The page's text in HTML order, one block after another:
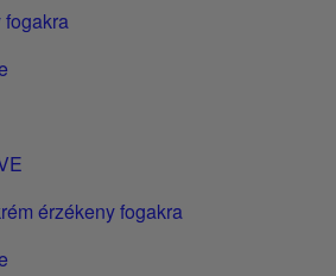
fogakra
érzékeny fogakra